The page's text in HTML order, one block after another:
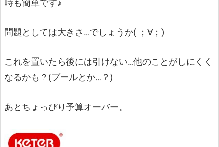
時も簡単です♪
問題としては大きさ…でしょうか( ；∀；)
これを置いたら後には引けない…他のことがしにくく
なるかも？(プールとか…？)
あとちょっぴり予算オーバー。